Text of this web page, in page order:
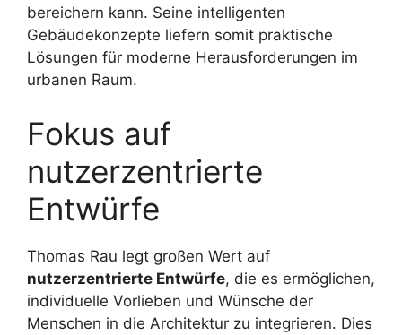
bereichern kann. Seine intelligenten
Gebäudekonzepte liefern somit praktische
Lösungen für moderne Herausforderungen im
urbanen Raum.
Fokus auf
nutzerzentrierte
Entwürfe
Thomas Rau legt großen Wert auf
nutzerzentrierte Entwürfe, die es ermöglichen,
individuelle Vorlieben und Wünsche der
Menschen in die Architektur zu integrieren. Dies